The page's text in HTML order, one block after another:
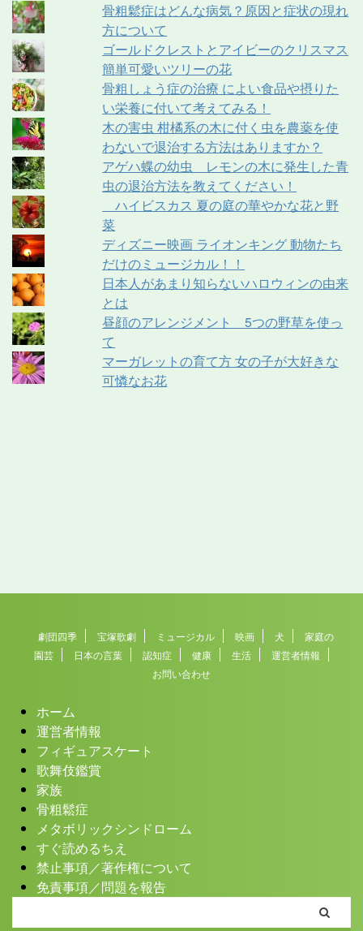
骨粗鬆症はどんな病気？原因と症状の現れ
方について
ゴールドクレストとアイビーのクリスマス
簡単可愛いツリーの花
骨粗しょう症の治療 によい食品や摂りた
い栄養に付いて考えてみる！
木の害虫 柑橘系の木に付く虫を農薬を使
わないで退治する方法はありますか？
アゲハ蝶の幼虫 レモンの木に発生した青
虫の退治方法を教えてください！
ハイビスカス 夏の庭の華やかな花と野
菜
ディズニー映画 ライオンキング 動物たち
だけのミュージカル！！
日本人があまり知らないハロウィンの由来
とは
昼顔のアレンジメント 5つの野草を使っ
て
マーガレットの育て方 女の子が大好きな
可憐なお花
劇団四季 宝塚歌劇 ミュージカル 映画 犬
家庭の
園芸
日本の言葉 認知症 健康 生活
運営者情報
お問い合わせ
ホーム
運営者情報
フィギュアスケート
歌舞伎鑑賞
家族
骨粗鬆症
メタボリックシンドローム
すぐ読めるちえ
禁止事項／著作権について
免責事項／問題を報告